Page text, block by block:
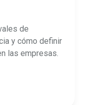
de
y cómo definir
las empresas.